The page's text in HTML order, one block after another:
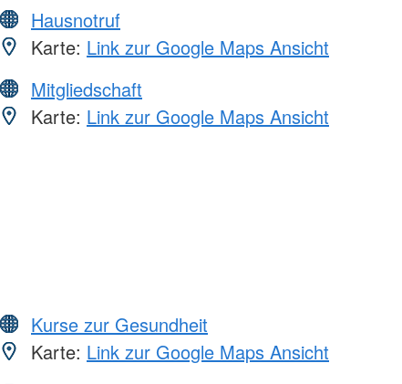
Hausnotruf
Karte: Link zur Google Maps Ansicht
Mitgliedschaft
Karte: Link zur Google Maps Ansicht
Kurse zur Gesundheit
Karte: Link zur Google Maps Ansicht